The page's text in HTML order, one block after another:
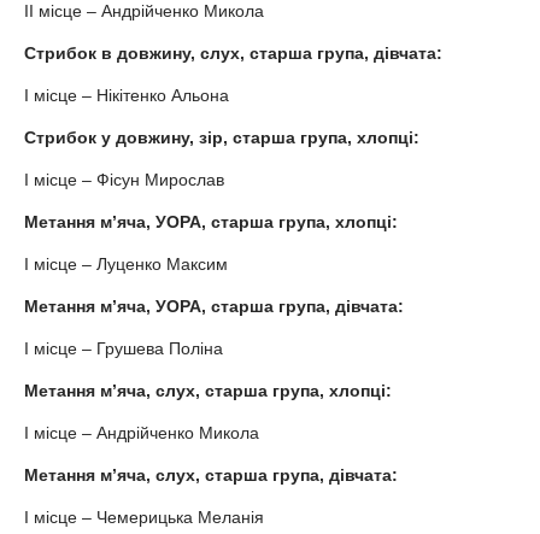
ІІ місце – Андрійченко Микола
Стрибок в довжину, слух, старша група, дівчата:
І місце – Нікітенко Альона
Стрибок у довжину, зір, старша група, хлопці:
І місце – Фісун Мирослав
Метання м’яча, УОРА, старша група, хлопці:
І місце – Луценко Максим
Метання м’яча, УОРА, старша група, дівчата:
І місце – Грушева Поліна
Метання м’яча, слух, старша група, хлопці:
І місце – Андрійченко Микола
Метання м’яча, слух, старша група, дівчата:
І місце – Чемерицька Меланія